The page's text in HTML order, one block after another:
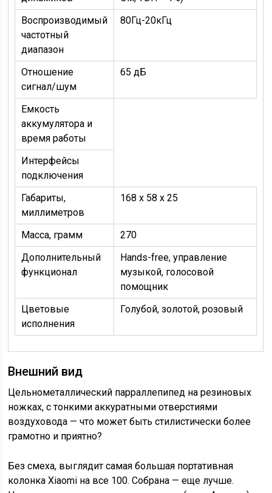
Воспроизводимый
частотный
диапазон
80Гц-20кГц
Отношение
сигнал/шум
65 дБ
Емкость
аккумулятора и
время работы
Интерфейсы
подключения
Габариты,
миллиметров
168 х 58 х 25
Масса, грамм
270
Дополнительный
функционал
Hands-free, управление
музыкой, голосовой
помощник
Цветовые
исполнения
Голубой, золотой, розовый
Внешний вид
Цельнометаллический парраллепипед на резиновых
ножках, с тонкими аккуратными отверстиями
воздуховода — что может быть стилистически более
грамотно и приятно?
Без смеха, выглядит самая большая портативная
колонка Xiaomi на все 100. Собрана — еще лучше.